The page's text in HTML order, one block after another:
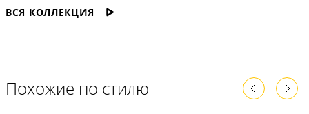
ВСЯ КОЛЛЕКЦИЯ
Похожие по стилю